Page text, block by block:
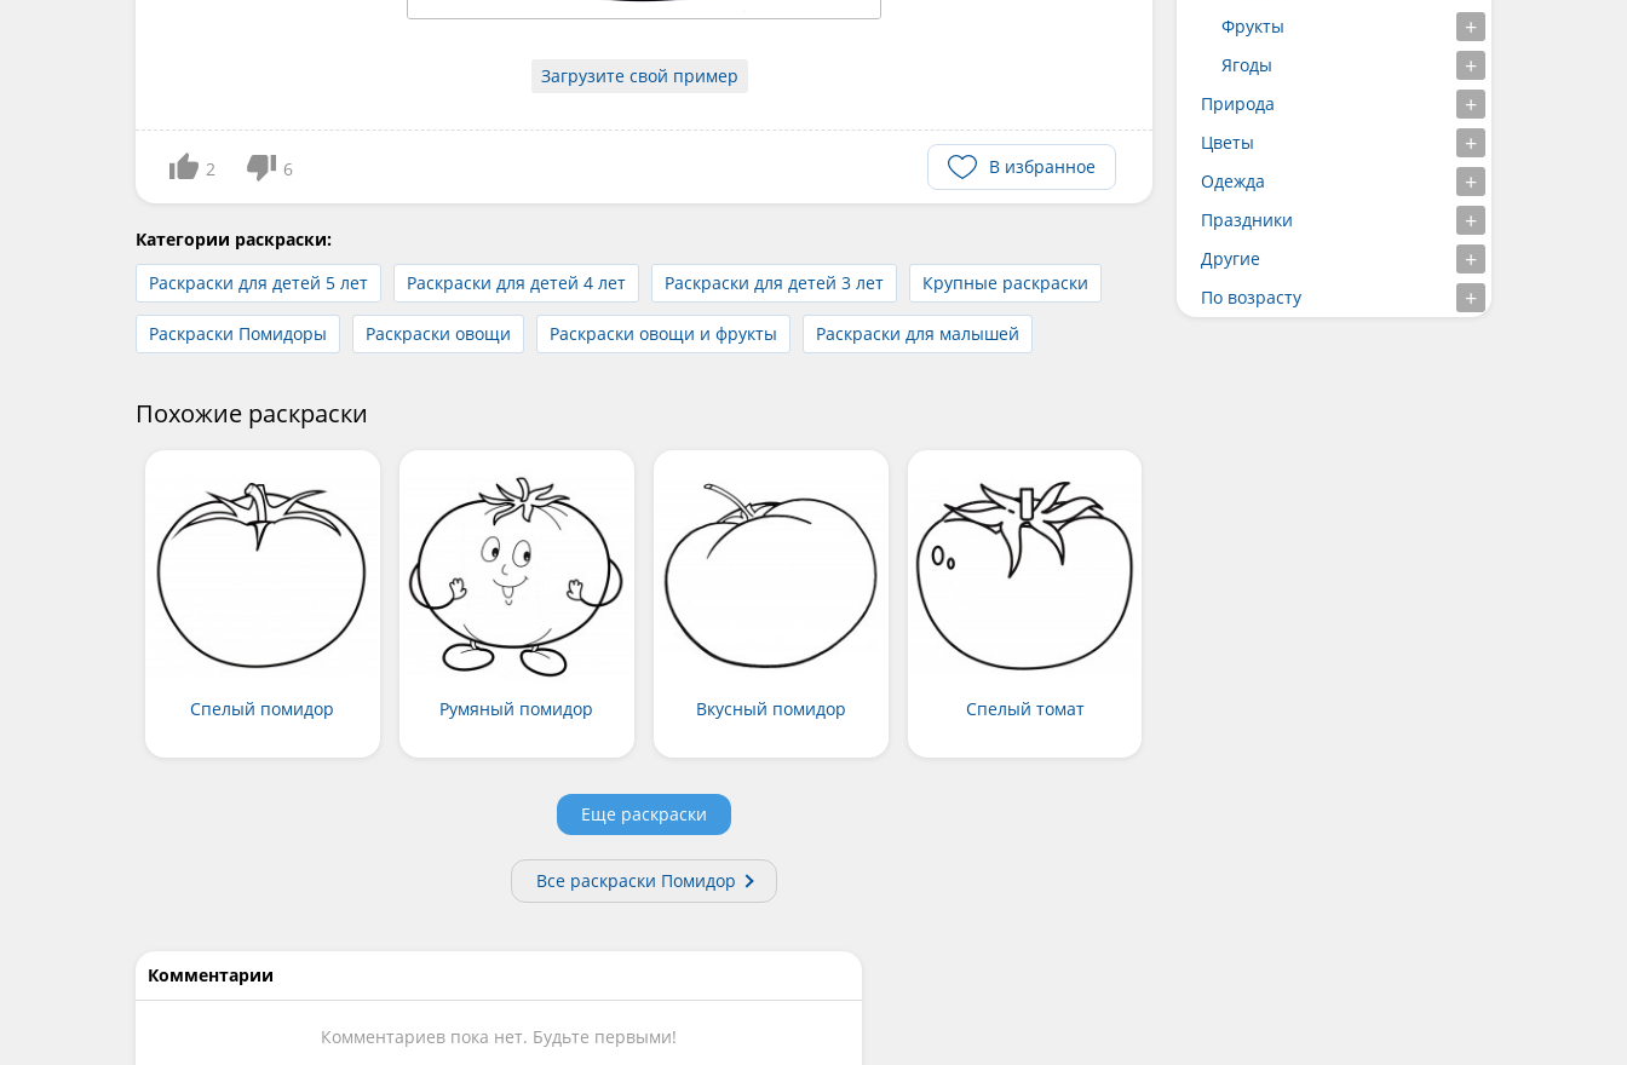
Загрузите свой пример
2 6 В избранное
Категории раскраски:
Раскраски для детей 5 лет
Раскраски для детей 4 лет Раскраски для детей 3 лет Крупные раскраски
Раскраски Помидоры Раскраски овощи Раскраски овощи и фрукты Раскраски для малышей
Похожие раскраски
Спелый помидор Румяный помидор Вкусный помидор Спелый томат
Еще раскраски
Все раскраски Помидор
Комментарии
Комментариев пока нет. Будьте первыми!
Фрукты
Ягоды
Природа
Цветы
Одежда
Праздники
Другие
По возрасту